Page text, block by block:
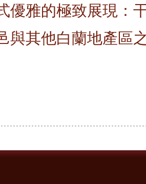
優雅的極致展現：
與其他白蘭地產區